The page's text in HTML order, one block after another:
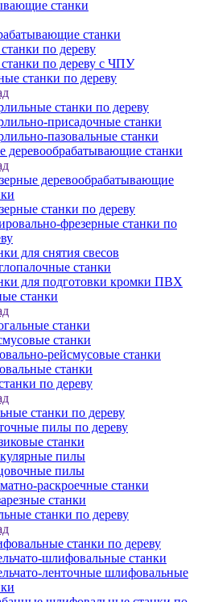
станки
станки
по дереву
по дереву с ЧПУ
станки по дереву
станки по дереву
присадочные станки
пазовальные станки
деревообрабатывающие станки
деревообрабатывающие
станки по дереву
фрезерные станки по
для снятия свесов
станки
для подготовки кромки ПВХ
станки
станки
станки
рейсмусовые станки
станки
по дереву
станки по дереву
пилы по дереву
станки
пилы
пилы
раскроечные станки
станки
станки по дереву
станки по дереву
шлифовальные станки
ленточные шлифовальные